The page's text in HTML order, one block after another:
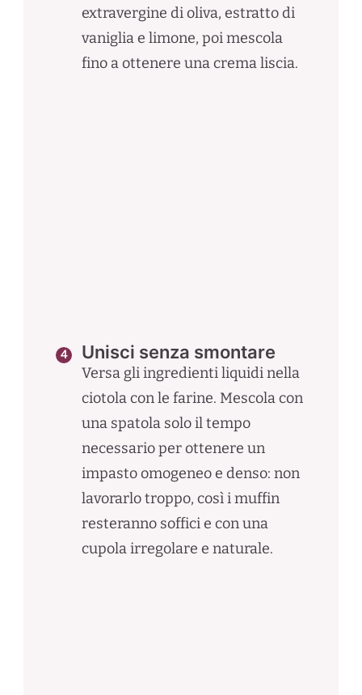
extravergine di oliva, estratto di
vaniglia e limone, poi mescola
fino a ottenere una crema liscia.
Unisci senza smontare
Versa gli ingredienti liquidi nella
ciotola con le farine. Mescola con
una spatola solo il tempo
necessario per ottenere un
impasto omogeneo e denso: non
lavorarlo troppo, così i muffin
resteranno soffici e con una
cupola irregolare e naturale.